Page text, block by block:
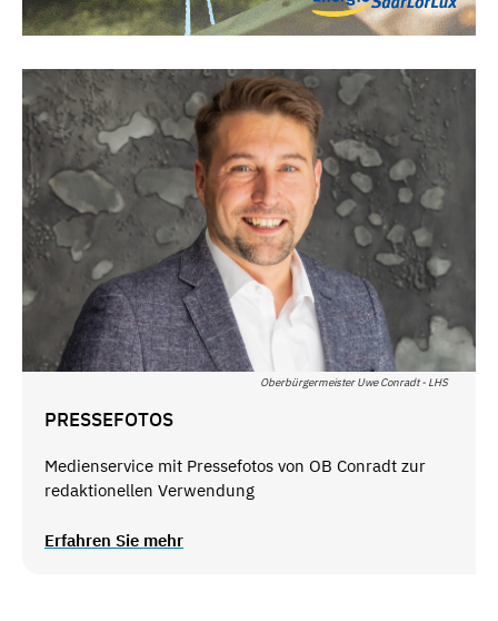
Oberbürgermeister Uwe Conradt - LHS
PRESSEFOTOS
Medienservice mit Pressefotos von OB Conradt zur
redaktionellen Verwendung
Erfahren Sie mehr